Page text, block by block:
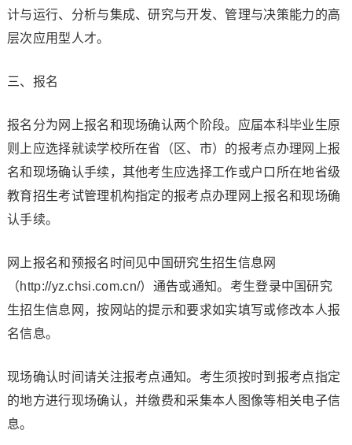
计与运行、分析与集成、研究与开发、管理与决策能力的高
层次应用型人才。
三、报名
报名分为网上报名和现场确认两个阶段。应届本科毕业生原
则上应选择就读学校所在省（区、市）的报考点办理网上报
名和现场确认手续，其他考生应选择工作或户口所在地省级
教育招生考试管理机构指定的报考点办理网上报名和现场确
认手续。
网上报名和预报名时间见中国研究生招生信息网
（http://yz.chsi.com.cn/）通告或通知。考生登录中国研究
生招生信息网，按网站的提示和要求如实填写或修改本人报
名信息。
现场确认时间请关注报考点通知。考生须按时到报考点指定
的地方进行现场确认，并缴费和采集本人图像等相关电子信
息。